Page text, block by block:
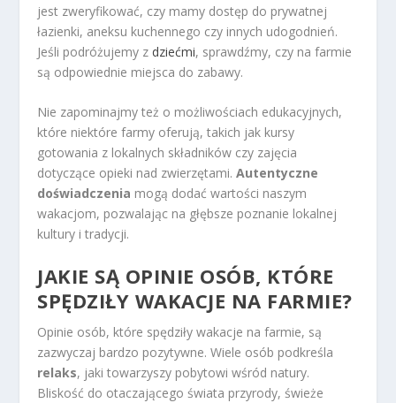
jest zweryfikować, czy mamy dostęp do prywatnej
łazienki, aneksu kuchennego czy innych udogodnień.
Jeśli podróżujemy z dziećmi, sprawdźmy, czy na farmie
są odpowiednie miejsca do zabawy.
Nie zapominajmy też o możliwościach edukacyjnych,
które niektóre farmy oferują, takich jak kursy
gotowania z lokalnych składników czy zajęcia
dotyczące opieki nad zwierzętami.Autentyczne
doświadczenia mogą dodać wartości naszym
wakacjom, pozwalając na głębsze poznanie lokalnej
kultury i tradycji.
JAKIE SĄ OPINIE OSÓB, KTÓRE
SPĘDZIŁY WAKACJE NA FARMIE?
Opinie osób, które spędziły wakacje na farmie, są
zazwyczaj bardzo pozytywne. Wiele osób podkreśla
relaks, jaki towarzyszy pobytowi wśród natury.
Bliskość do otaczającego świata przyrody, świeże